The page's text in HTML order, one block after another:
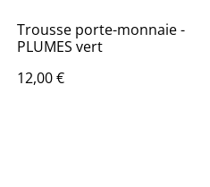
Trousse porte-monnaie -
PLUMES vert
12,00 €